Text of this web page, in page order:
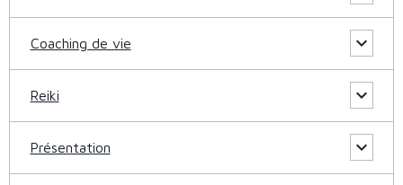
Coaching de vie
Reiki
Présentation